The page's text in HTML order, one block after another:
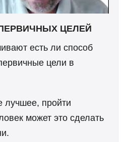
ЦЕЛЕЙ
есть ли способ
цели в
лучшее, пройти
может это сделать